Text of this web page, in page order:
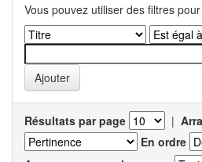
Vous pouvez utiliser des filtres
Résultats par page |
En ordre